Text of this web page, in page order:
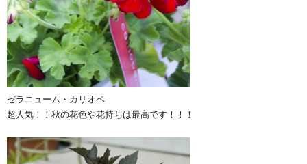
ゼラニューム・カリオペ
超人気！！秋の花色や花持ちは最高です！！！